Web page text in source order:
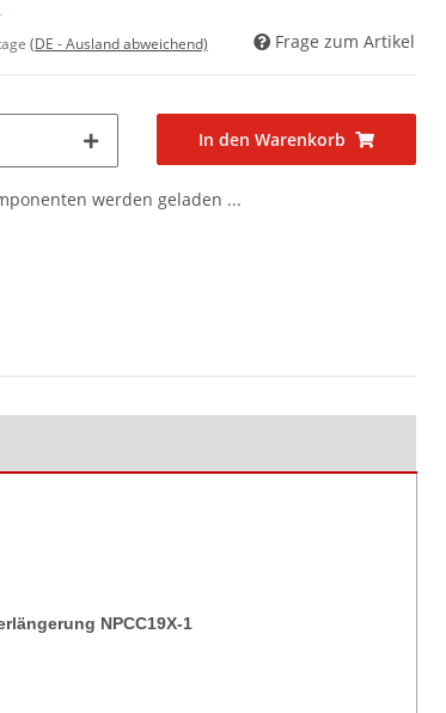
(DE - Ausland abweichend) Frage zum Artikel
In den Warenkorb
werden geladen ...
NPCC19X-1